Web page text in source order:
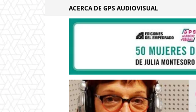
ACERCA DE GPS AUDIOVISUAL